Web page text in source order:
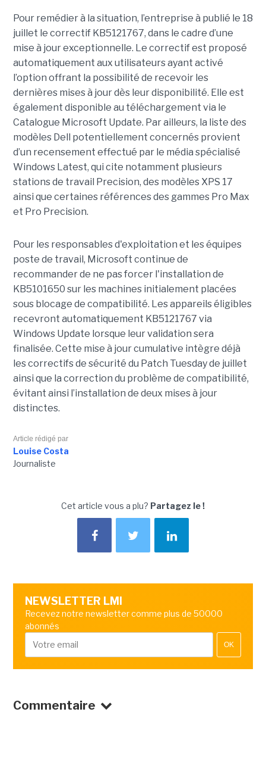
Pour remédier à la situation, l’entreprise à publié le 18
juillet le correctif KB5121767, dans le cadre d’une
mise à jour exceptionnelle. Le correctif est proposé
automatiquement aux utilisateurs ayant activé
l’option offrant la possibilité de recevoir les
dernières mises à jour dès leur disponibilité. Elle est
également disponible au téléchargement via le
Catalogue Microsoft Update. Par ailleurs, la liste des
modèles Dell potentiellement concernés provient
d’un recensement effectué par le média spécialisé
Windows Latest, qui cite notamment plusieurs
stations de travail Precision, des modèles XPS 17
ainsi que certaines références des gammes Pro Max
et Pro Precision.
Pour les responsables d'exploitation et les équipes
poste de travail, Microsoft continue de
recommander de ne pas forcer l'installation de
KB5101650 sur les machines initialement placées
sous blocage de compatibilité. Les appareils éligibles
recevront automatiquement KB5121767 via
Windows Update lorsque leur validation sera
finalisée. Cette mise à jour cumulative intègre déjà
les correctifs de sécurité du Patch Tuesday de juillet
ainsi que la correction du problème de compatibilité,
évitant ainsi l’installation de deux mises à jour
distinctes.
Article rédigé par
Louise Costa
Journaliste
Cet article vous a plu? Partagez le !
NEWSLETTER LMI
Recevez notre newsletter comme plus de 50000
abonnés
OK
Commentaire